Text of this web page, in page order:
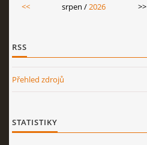
<< srpen /2026 >>
RSS
Přehled zdrojů
STATISTIKY